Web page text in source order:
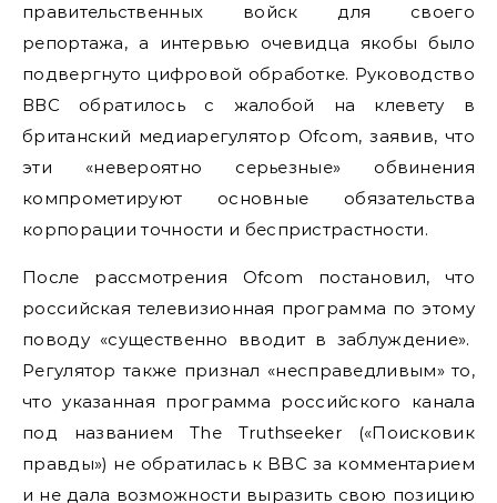
правительственных войск для своего
репортажа, а интервью очевидца якобы было
подвергнуто цифровой обработке. Руководство
ВВС обратилось с жалобой на клевету в
британский медиарегулятор Ofcom, заявив, что
эти «невероятно серьезные» обвинения
компрометируют основные обязательства
корпорации точности и беспристрастности.
После рассмотрения Ofcom постановил, что
российская телевизионная программа по этому
поводу «существенно вводит в заблуждение».
Регулятор также признал «несправедливым» то,
что указанная программа российского канала
под названием The Truthseeker («Поисковик
правды») не обратилась к BBC за комментарием
и не дала возможности выразить свою позицию